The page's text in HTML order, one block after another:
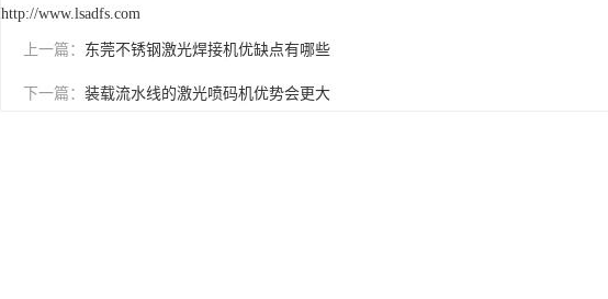
http://www.lsadfs.com
上一篇： 东莞不锈钢激光焊接机优缺点有哪些
下一篇： 装载流水线的激光喷码机优势会更大